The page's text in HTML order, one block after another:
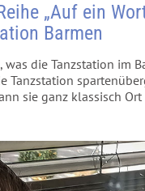
„Auf ein
Barmen
was die Tanzstation im
Tanzstation
sie ganz klassisch